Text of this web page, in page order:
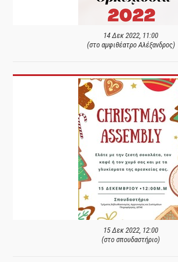
14 Δεκ 2022, 11:00
(στο αμφιθέατρο Αλέξανδρος)
15 Δεκ 2022, 12:00
(στο σπουδαστήριο)